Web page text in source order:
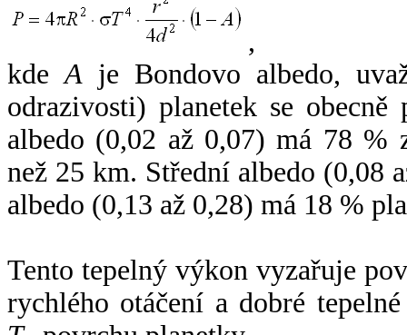
,
kdeA je Bondovo albedo,
odrazivosti) planetek se
albedo (0,02 až 0,07) má 78 %
než 25 km. Střední albedo (0,08
albedo (0,13 až 0,28) má 18 %
Tento tepelný výkon vyzařuje
rychlého otáčení a dobré